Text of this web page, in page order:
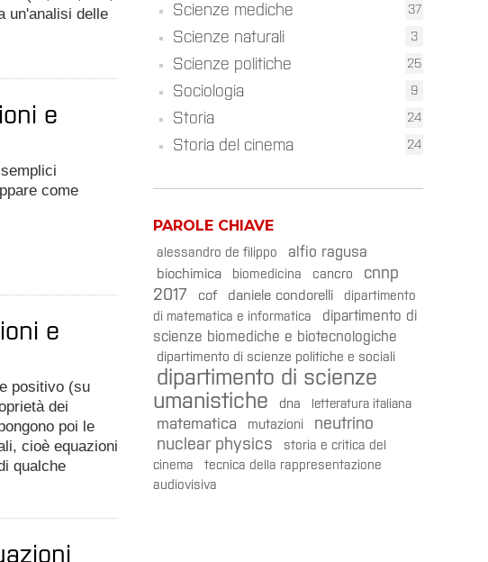
un'analisi delle
e
come
e
positivo (su
dei
poi le
cioè equazioni
qualche
Scienze mediche 37
Scienze naturali 3
Scienze politiche 25
Sociologia 9
Storia 24
Storia del cinema 24
PAROLE CHIAVE
alessandro de filippo
alfio ragusa
biochimica
biomedicina cancro
cnnp
2017
cof daniele condorelli
dipartimento
di matematica e informatica
dipartimento di
scienze biomediche e biotecnologiche
dipartimento di scienze politiche e sociali
dipartimento di scienze
umanistiche
dna letteratura italiana
matematica mutazioni
neutrino
nuclear physics
storia e critica del
cinema
tecnica della rappresentazione
audiovisiva